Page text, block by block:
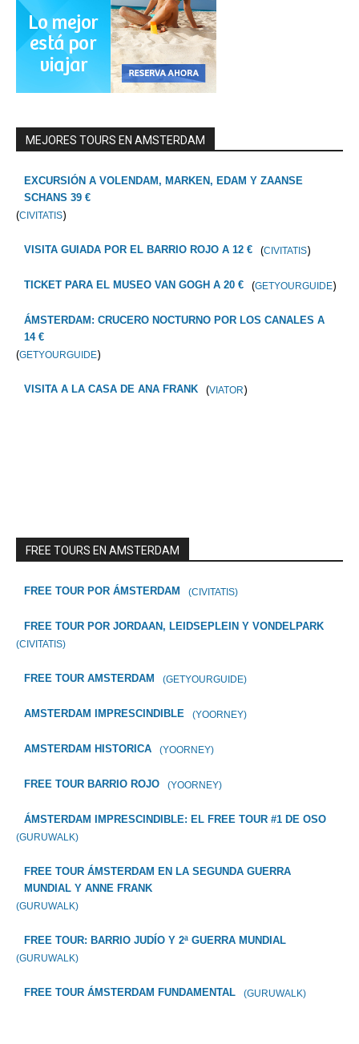
MEJORES TOURS EN AMSTERDAM
EXCURSIÓN A VOLENDAM, MARKEN, EDAM Y ZAANSE
SCHANS 39 €
(CIVITATIS)
VISITA GUIADA POR EL BARRIO ROJO A 12 € (CIVITATIS)
TICKET PARA EL MUSEO VAN GOGH A 20 € (GETYOURGUIDE)
ÁMSTERDAM: CRUCERO NOCTURNO POR LOS CANALES A
14 €
(GETYOURGUIDE)
VISITA A LA CASA DE ANA FRANK (VIATOR)
FREE TOURS EN AMSTERDAM
FREE TOUR POR ÁMSTERDAM (CIVITATIS)
FREE TOUR POR JORDAAN, LEIDSEPLEIN Y VONDELPARK
(CIVITATIS)
FREE TOUR AMSTERDAM (GETYOURGUIDE)
AMSTERDAM IMPRESCINDIBLE (YOORNEY)
AMSTERDAM HISTORICA (YOORNEY)
FREE TOUR BARRIO ROJO (YOORNEY)
ÁMSTERDAM IMPRESCINDIBLE: EL FREE TOUR #1 DE OSO
(GURUWALK)
FREE TOUR ÁMSTERDAM EN LA SEGUNDA GUERRA
MUNDIAL Y ANNE FRANK
(GURUWALK)
FREE TOUR: BARRIO JUDÍO Y 2ª GUERRA MUNDIAL
(GURUWALK)
FREE TOUR ÁMSTERDAM FUNDAMENTAL (GURUWALK)